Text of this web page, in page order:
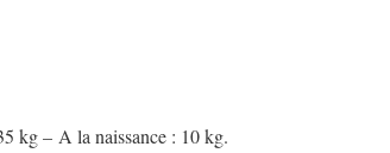
kg – A la naissance : 10 kg.